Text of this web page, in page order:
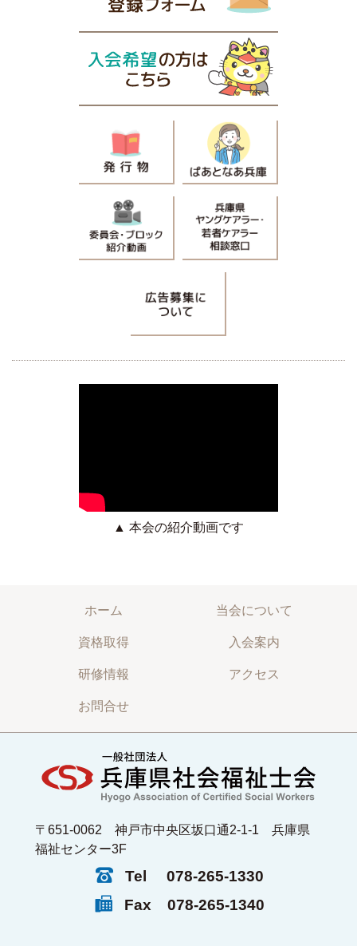
▲ 本会の紹介動画です
ホーム 当会について
資格取得 入会案内
研修情報 アクセス
お問合せ
〒651-0062 神戸市中央区坂口通2-1-1 兵庫県
福祉センター3F
Tel
078-265-1330
Fax
078-265-1340